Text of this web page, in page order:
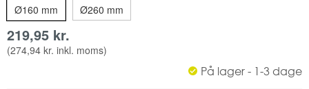
Mål: Ø160 mm
Farve: Sølv/Guld
Mængde: 100 stk pr karton
Ø160 mm
Ø260 mm
219,95 kr.
(274,94 kr. inkl. moms)
På lager - 1-3 dage